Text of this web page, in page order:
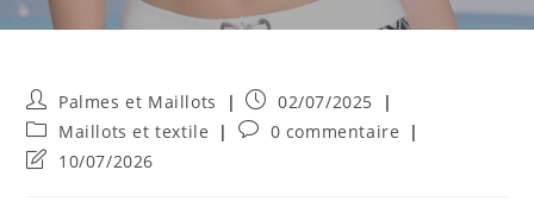
Auteur/autrice
de
la
publication :
Palmes et Maillots
Publication
publiée :
02/07/2025
Post
category:
Maillots et textile
Commentaires
0 commentaire
Dernière
10/07/2026